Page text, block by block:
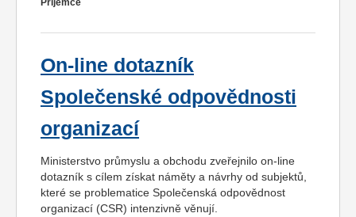
Příjemce
On-line dotazník
Společenské odpovědnosti
organizací
Ministerstvo průmyslu a obchodu zveřejnilo on-line
dotazník s cílem získat náměty a návrhy od subjektů,
které se problematice Společenská odpovědnost
organizací (CSR) intenzivně věnují.